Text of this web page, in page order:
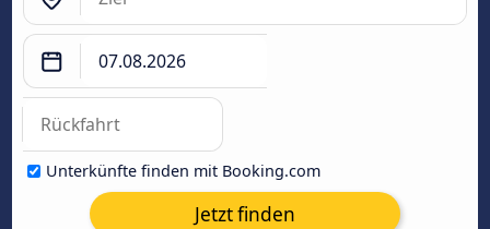
Unterkünfte finden mit Booking.com
Jetzt finden